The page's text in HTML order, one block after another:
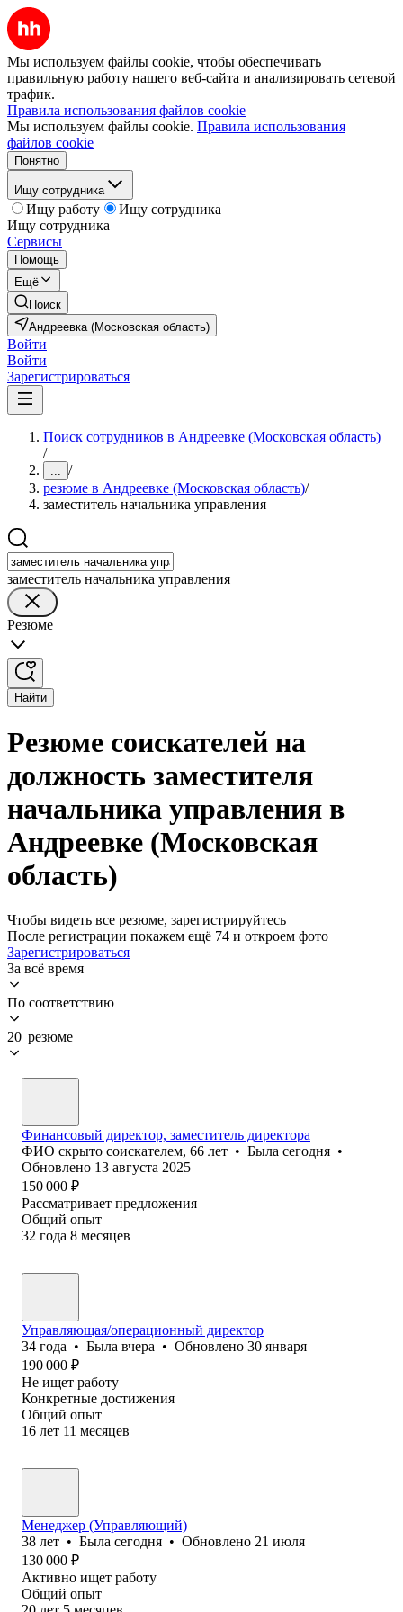
Мы используем файлы cookie, чтобы обеспечивать
правильную работу нашего веб-сайта и анализировать сетевой
трафик.
Правила использования файлов cookie
Мы используем файлы cookie. Правила использования
файлов cookie
Понятно
Ищу сотрудника
Ищу работу
Ищу сотрудника
Ищу сотрудника
Сервисы
Помощь
Ещё
Поиск
Андреевка (Московская область)
Войти
Войти
Зарегистрироваться
Поиск сотрудников в Андреевке (Московская область)
/
... /
резюме в Андреевке (Московская область)/
заместитель начальника управления
заместитель начальника управления
Резюме
Найти
Резюме соискателей на
должность заместителя
начальника управления в
Андреевке (Московская
область)
Чтобы видеть все резюме, зарегистрируйтесь
После регистрации покажем ещё 74 и откроем фото
Зарегистрироваться
За всё время
По соответствию
20 резюме
Финансовый директор, заместитель директора
ФИО скрыто соискателем, 66 лет • Была сегодня •
Обновлено 13 августа 2025
150 000 ₽
Рассматривает предложения
Общий опыт
32 года 8 месяцев
Управляющая/операционный директор
34 года • Была вчера • Обновлено 30 января
190 000 ₽
Не ищет работу
Конкретные достижения
Общий опыт
16 лет 11 месяцев
Менеджер (Управляющий)
38 лет • Была сегодня • Обновлено 21 июля
130 000 ₽
Активно ищет работу
Общий опыт